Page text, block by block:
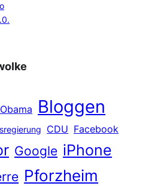
Bloggen
CDU Facebook
Google iPhone
Pforzheim